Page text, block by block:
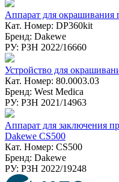
Аппарат для окрашивания
Кат. Номер: DP360kit
Бренд: Dakewe
РУ: РЗН 2022/16660
Устройство для
Кат. Номер: 80.0003.03
Бренд: West Medica
РУ: РЗН 2021/14963
Аппарат для заключения
Dakewe CS500
Кат. Номер: CS500
Бренд: Dakewe
РУ: РЗН 2022/19248